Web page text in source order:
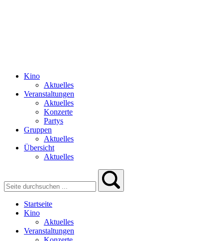
Kino
Aktuelles
Veranstaltungen
Aktuelles
Konzerte
Partys
Gruppen
Aktuelles
Übersicht
Aktuelles
Startseite
Kino
Aktuelles
Veranstaltungen